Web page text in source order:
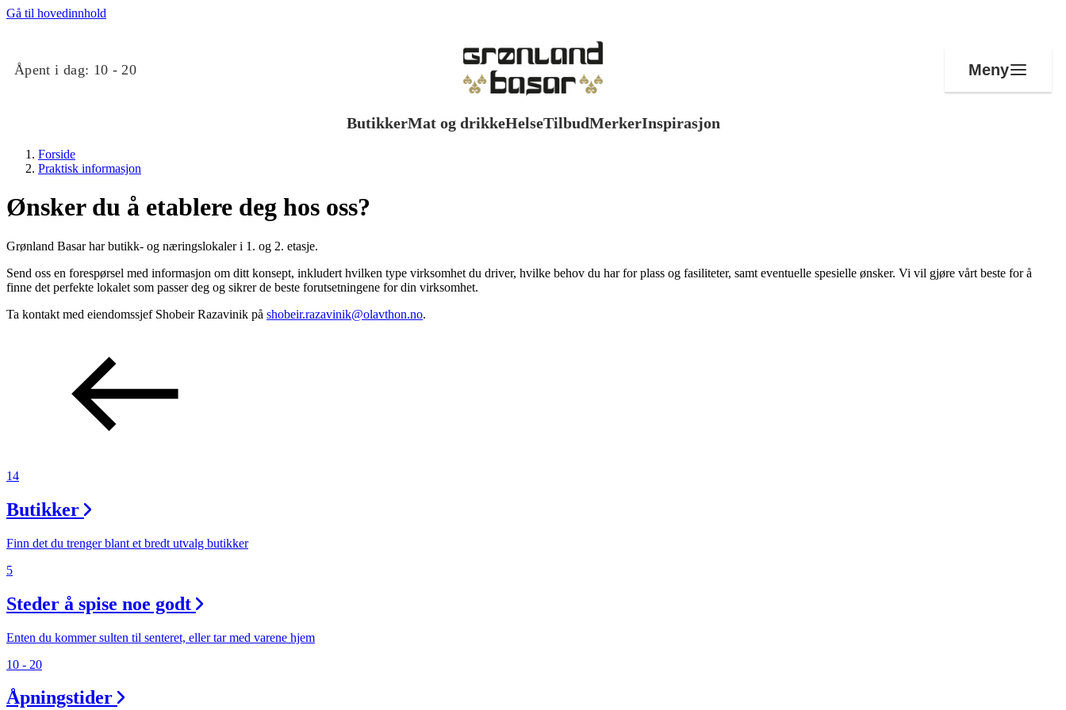
Gå til hovedinnhold
Åpent i dag: 10 - 20 Meny
ButikkerMat og drikkeHelseTilbudMerkerInspirasjon
Butikker
Mat og drikke
Helse
Tilbud
Inspirasjon
Søk
Praktisk informasjon
Forside
Praktisk informasjon
Ønsker du å etablere deg hos oss?
Grønland Basar har butikk- og næringslokaler i 1. og 2. etasje.
Send oss en forespørsel med informasjon om ditt konsept, inkludert hvilken type virksomhet du driver, hvilke behov du har for plass og fasiliteter, samt eventuelle spesielle ønsker. Vi vil gjøre vårt beste for å
finne det perfekte lokalet som passer deg og sikrer de beste forutsetningene for din virksomhet.
Ta kontakt med eiendomssjef Shobeir Razavinik på shobeir.razavinik@olavthon.no.
14
Butikker
Finn det du trenger blant et bredt utvalg butikker
5
Steder å spise noe godt
Enten du kommer sulten til senteret, eller tar med varene hjem
10 - 20
Åpningstider